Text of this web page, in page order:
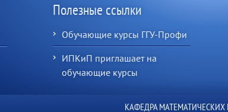
Полезные ссылки
Обучающие курсы ГГУ-Профи
ИПКиП приглашает на
обучающие курсы
КАФЕДРА МАТЕМАТИЧЕСКИХ